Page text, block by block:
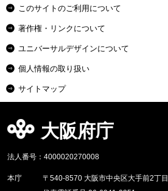
このサイトのご利用について
著作権・リンクについて
ユニバーサルデザインについて
個人情報の取り扱い
サイトマップ
大阪府庁
法人番号：4000020270008
本庁
〒540-8570 大阪市中央区大手前2丁目